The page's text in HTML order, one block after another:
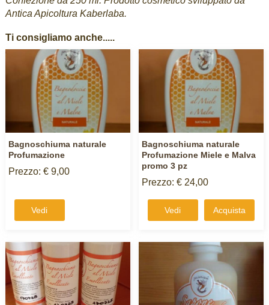
Antica Apicoltura Kaberlaba.
Ti consigliamo anche.....
Bagnoschiuma naturale
Profumazione
Prezzo: € 9,00
Vedi
Bagnoschiuma naturale
Profumazione Miele e Malva
promo 3 pz
Prezzo: € 24,00
Vedi Acquista